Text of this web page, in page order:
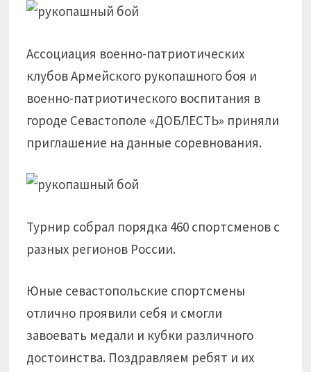
Ассоциация военно-патриотических
клубов Армейского рукопашного боя и
военно-патриотического воспитания в
городе Севастополе «ДОБЛЕСТЬ» приняли
приглашение на данные соревнования.
Турнир собрал порядка 460 спортсменов с
разных регионов России.
Юные севастопольские спортсмены
отлично проявили себя и смогли
завоевать медали и кубки различного
достоинства. Поздравляем ребят и их